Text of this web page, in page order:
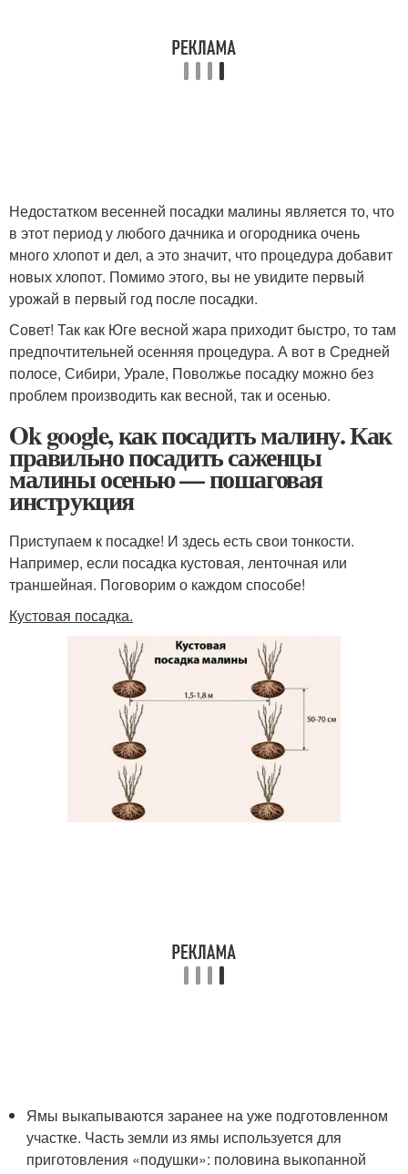
Недостатком весенней посадки малины является то, что
в этот период у любого дачника и огородника очень
много хлопот и дел, а это значит, что процедура добавит
новых хлопот. Помимо этого, вы не увидите первый
урожай в первый год после посадки.
Совет! Так как Юге весной жара приходит быстро, то там
предпочтительней осенняя процедура. А вот в Средней
полосе, Сибири, Урале, Поволжье посадку можно без
проблем производить как весной, так и осенью.
Ok google, как посадить малину. Как
правильно посадить саженцы
малины осенью — пошаговая
инструкция
Приступаем к посадке! И здесь есть свои тонкости.
Например, если посадка кустовая, ленточная или
траншейная. Поговорим о каждом способе!
Кустовая посадка.
Ямы выкапываются заранее на уже подготовленном
участке. Часть земли из ямы используется для
приготовления «подушки»: половина выкопанной